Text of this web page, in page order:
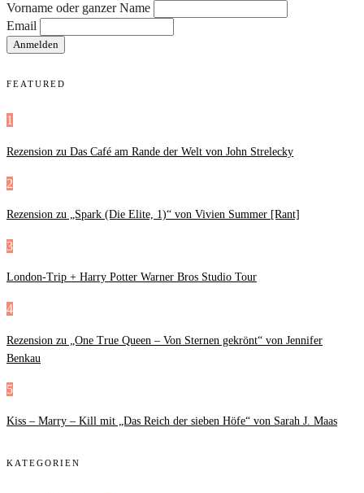
Vorname oder ganzer Name
Email
FEATURED
1
Rezension zu Das Café am Rande der Welt von John Strelecky
2
Rezension zu „Spark (Die Elite, 1)“ von Vivien Summer [Rant]
3
London-Trip + Harry Potter Warner Bros Studio Tour
4
Rezension zu „One True Queen – Von Sternen gekrönt“ von Jennifer
Benkau
5
Kiss – Marry – Kill mit „Das Reich der sieben Höfe“ von Sarah J. Maas
KATEGORIEN